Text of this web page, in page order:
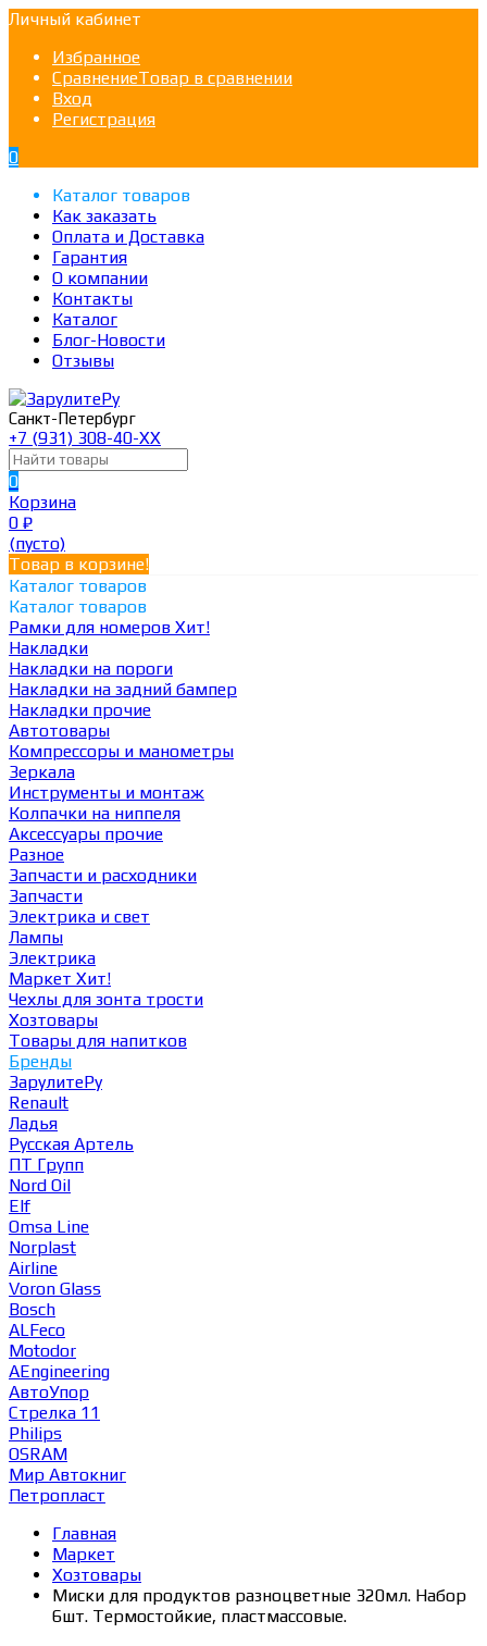
Личный кабинет
Избранное
СравнениеТовар в сравнении
Вход
Регистрация
0
Каталог товаров
Как заказать
Оплата и Доставка
Гарантия
О компании
Контакты
Каталог
Блог-Новости
Отзывы
Санкт-Петербург
+7 (931) 308-40-ХХ
0
Корзина
0 ₽
(пусто)
Товар в корзине!
Каталог товаров
Каталог товаров
Рамки для номеров Хит!
Накладки
Накладки на пороги
Накладки на задний бампер
Накладки прочие
Автотовары
Компрессоры и манометры
Зеркала
Инструменты и монтаж
Колпачки на ниппеля
Аксессуары прочие
Разное
Запчасти и расходники
Запчасти
Электрика и свет
Лампы
Электрика
Маркет Хит!
Чехлы для зонта трости
Хозтовары
Товары для напитков
Бренды
ЗарулитеРу
Renault
Ладья
Русская Артель
ПТ Групп
Nord Oil
Elf
Omsa Line
Norplast
Airline
Voron Glass
Bosch
ALFeco
Motodor
AEngineering
АвтоУпор
Стрелка 11
Philips
OSRAM
Мир Автокниг
Петропласт
Главная
Маркет
Хозтовары
Миски для продуктов разноцветные 320мл. Набор
6шт. Термостойкие, пластмассовые.